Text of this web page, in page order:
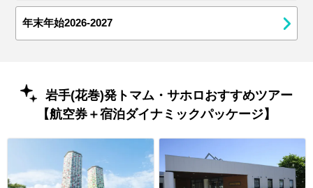
年末年始2026-2027
岩手(花巻)発トマム・サホロおすすめツアー
【航空券＋宿泊ダイナミックパッケージ】